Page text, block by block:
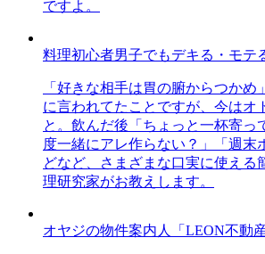
ですよ。
料理初心者男子でもデキる・モテ
「好きな相手は胃の腑からつかめ
に言われてたことですが、今はオ
と。飲んだ後「ちょっと一杯寄っ
度一緒にアレ作らない？」「週末
どなど、さまざまな口実に使える
理研究家がお教えします。
オヤジの物件案内人「LEON不動産